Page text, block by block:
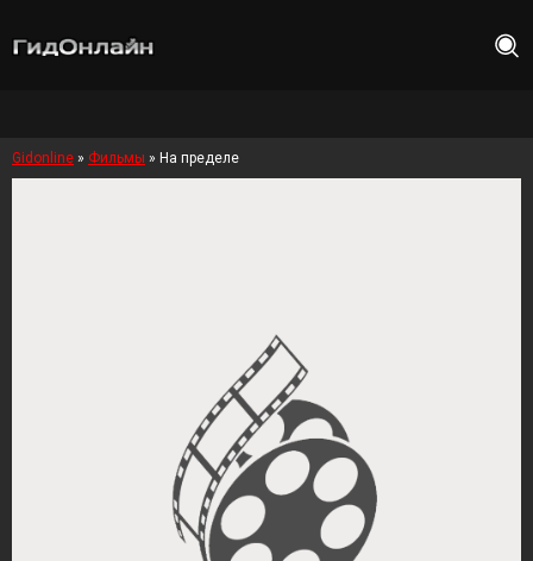
Gidonline » Фильмы » На пределе